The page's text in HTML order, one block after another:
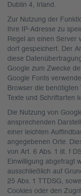
Dublin 4, Irland.
Zur Nutzung der
Ihre IP-Adresse zu
Regel an einen Server
dort gespeichert. Der
diese
Google zum Zwecke
Google Fonts
Browser die
Texte und Schriftarten
Die Nutzung von
ansprechenden
einer leichten
angegebenen Orte.
von Art. 6 Abs. 1 lit. f
Einwilligung abgefragt
ausschließlich auf
25 Abs. 1 TTDSG,
Cookies oder den